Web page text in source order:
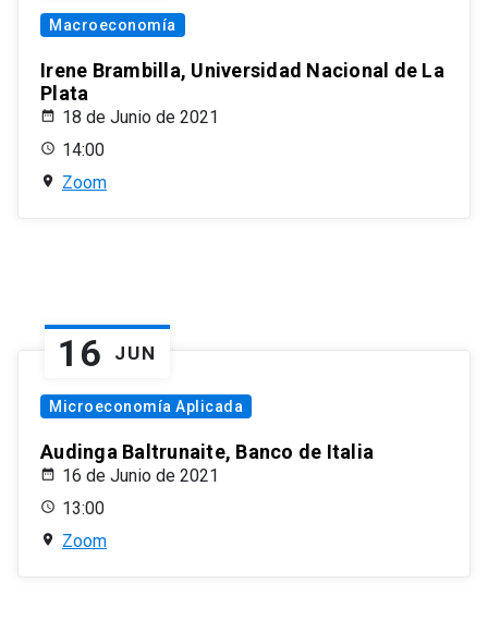
Macroeconomía
Irene Brambilla, Universidad Nacional de La
Plata
18 de Junio de 2021
14:00
Zoom
16 JUN
Microeconomía Aplicada
Audinga Baltrunaite, Banco de Italia
16 de Junio de 2021
13:00
Zoom